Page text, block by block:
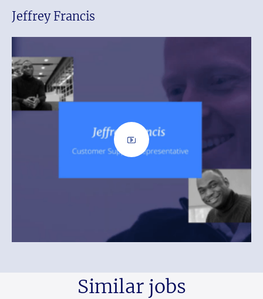
Jeffrey Francis
Similar jobs